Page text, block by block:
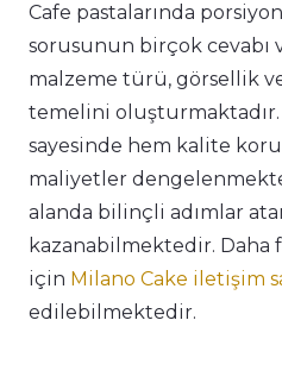
Cafe pastalarında
sorusunun birçok cevabı
malzeme türü, görsellik
temelini
sayesinde hem kalite
maliyetler
alanda bilinçli adımlar
kazanabilmektedir. Daha
için Milano Cake iletişim
edilebilmektedir.